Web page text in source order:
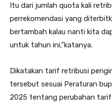
Itu dari jumlah quota kali
perrekomendasi yang
bertambah kalau nanti kita
untuk tahun ini,”katanya.
Dikatakan tarif retribusi
tersebut sesuai Peraturan
2025 tentang perubahan tarif